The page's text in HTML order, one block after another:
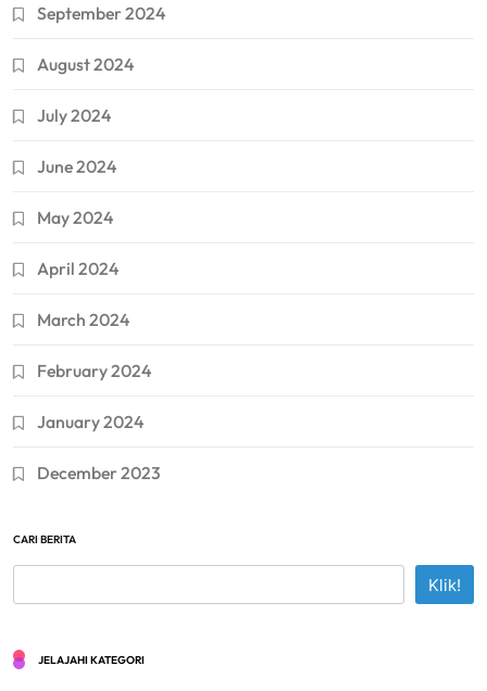
September 2024
August 2024
July 2024
June 2024
May 2024
April 2024
March 2024
February 2024
January 2024
December 2023
CARI BERITA
Klik!
JELAJAHI KATEGORI